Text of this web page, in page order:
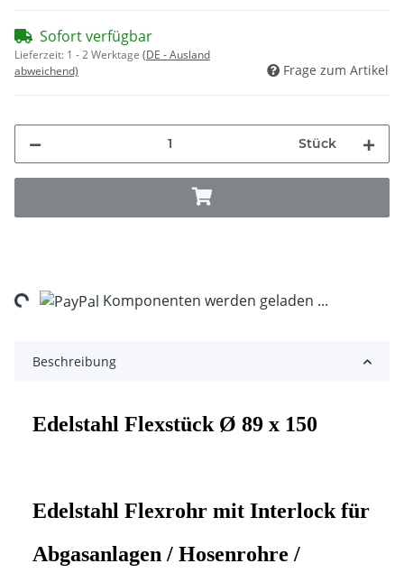
Sofort verfügbar
Lieferzeit: 1 - 2 Werktage (DE - Ausland
abweichend)
Frage zum Artikel
Stück
Komponenten werden geladen ...
Beschreibung
Edelstahl Flexstück Ø 89 x 150
Edelstahl Flexrohr mit Interlock für
Abgasanlagen / Hosenrohre /